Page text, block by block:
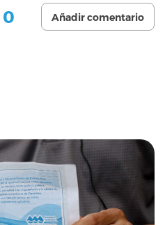
0 Añadir comentario